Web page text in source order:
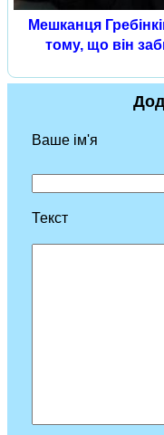
Мешканця
тому, що він
Ваше ім'я
Текст